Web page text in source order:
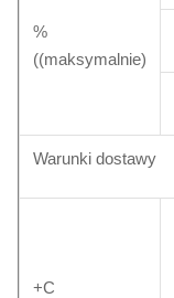
%
((maksymalnie)
Warunki dostawy
+C